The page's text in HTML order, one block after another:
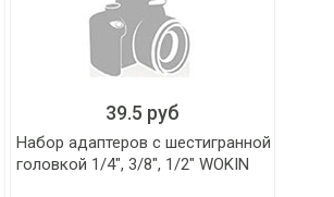
39.5 руб
Набор адаптеров с шестигранной
головкой 1/4″, 3/8″, 1/2″ WOKIN